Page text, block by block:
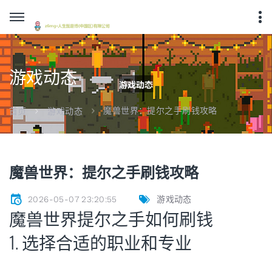
游戏动态
首页 游戏动态 魔兽世界：提尔之手刷钱攻略
魔兽世界：提尔之手刷钱攻略
2026-05-07 23:20:55 游戏动态
魔兽世界提尔之手如何刷钱
1. 选择合适的职业和专业